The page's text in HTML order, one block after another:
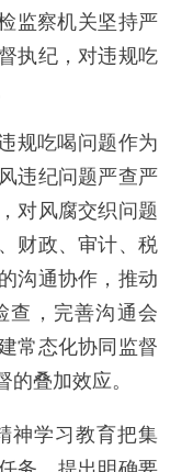
监察机关坚持严
执纪，对违规吃
规吃喝问题作为
违纪问题严查严
对风腐交织问题
财政、审计、税
沟通协作，推动
查，完善沟通会
常态化协同监督
叠加效应。
神学习教育把集